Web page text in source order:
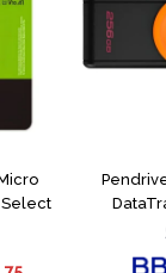
Select